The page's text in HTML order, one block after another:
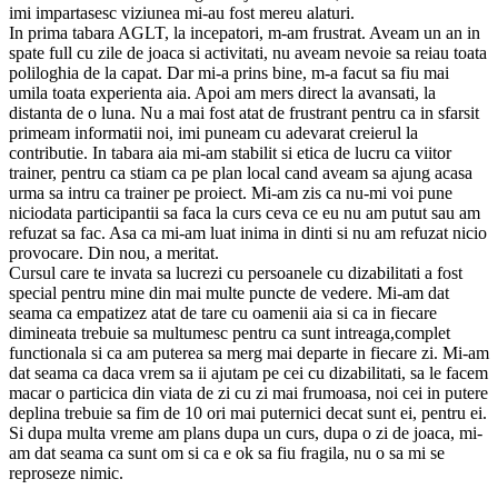
imi impartasesc viziunea mi-au fost mereu alaturi.
In prima tabara AGLT, la incepatori, m-am frustrat. Aveam un an in
spate full cu zile de joaca si activitati, nu aveam nevoie sa reiau toata
poliloghia de la capat. Dar mi-a prins bine, m-a facut sa fiu mai
umila toata experienta aia. Apoi am mers direct la avansati, la
distanta de o luna. Nu a mai fost atat de frustrant pentru ca in sfarsit
primeam informatii noi, imi puneam cu adevarat creierul la
contributie. In tabara aia mi-am stabilit si etica de lucru ca viitor
trainer, pentru ca stiam ca pe plan local cand aveam sa ajung acasa
urma sa intru ca trainer pe proiect. Mi-am zis ca nu-mi voi pune
niciodata participantii sa faca la curs ceva ce eu nu am putut sau am
refuzat sa fac. Asa ca mi-am luat inima in dinti si nu am refuzat nicio
provocare. Din nou, a meritat.
Cursul care te invata sa lucrezi cu persoanele cu dizabilitati a fost
special pentru mine din mai multe puncte de vedere. Mi-am dat
seama ca empatizez atat de tare cu oamenii aia si ca in fiecare
dimineata trebuie sa multumesc pentru ca sunt intreaga,complet
functionala si ca am puterea sa merg mai departe in fiecare zi. Mi-am
dat seama ca daca vrem sa ii ajutam pe cei cu dizabilitati, sa le facem
macar o particica din viata de zi cu zi mai frumoasa, noi cei in putere
deplina trebuie sa fim de 10 ori mai puternici decat sunt ei, pentru ei.
Si dupa multa vreme am plans dupa un curs, dupa o zi de joaca, mi-
am dat seama ca sunt om si ca e ok sa fiu fragila, nu o sa mi se
reproseze nimic.